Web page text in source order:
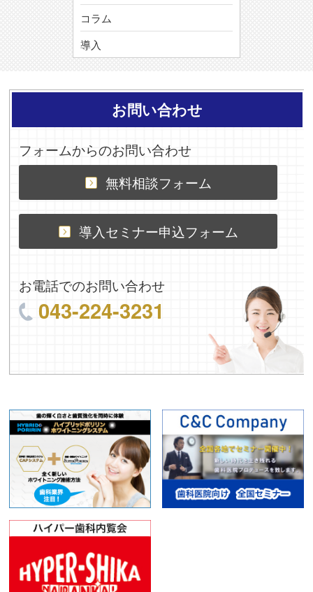
コラム
導入
お問い合わせ
フォームからのお問い合わせ
無料相談フォーム
導入セミナー申込フォーム
お電話でのお問い合わせ
043-224-3231